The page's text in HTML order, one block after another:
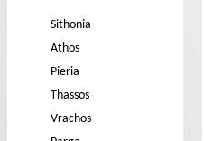
Sithonia
Athos
Pieria
Thassos
Vrachos